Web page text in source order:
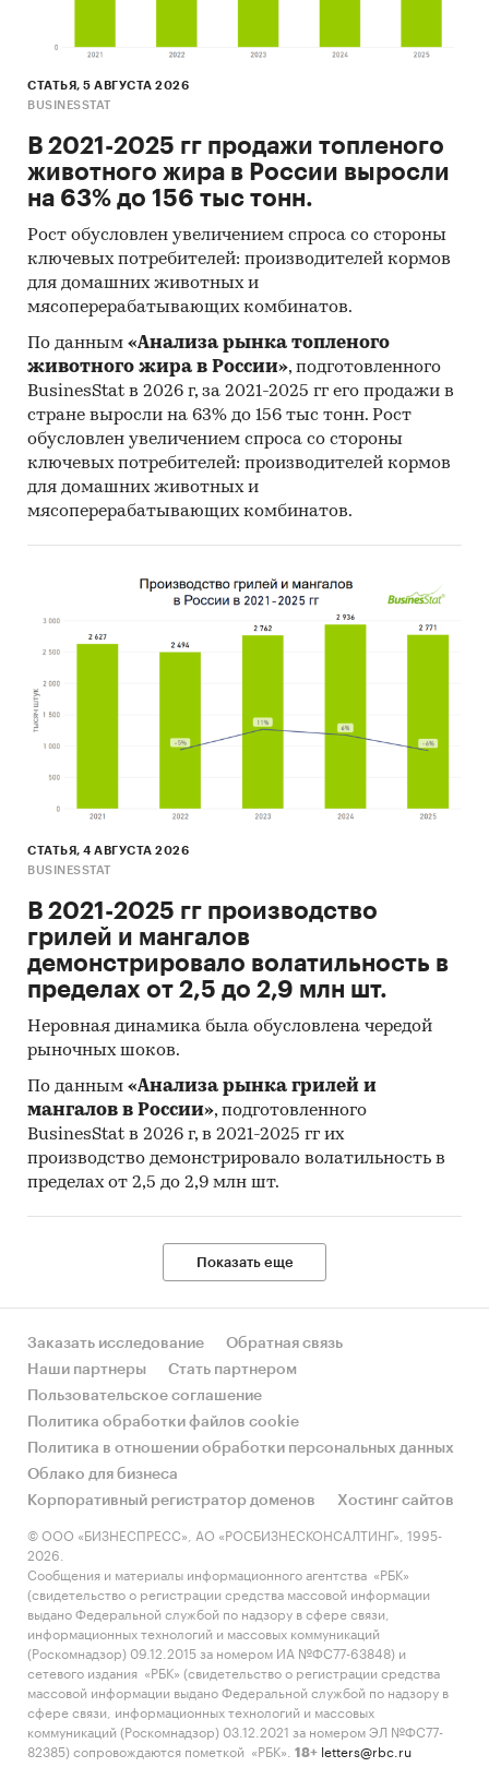
СТАТЬЯ, 5 АВГУСТА 2026
BUSINESSTAT
В 2021-2025 гг продажи топленого
животного жира в России выросли
на 63% до 156 тыс тонн.
Рост обусловлен увеличением спроса со стороны
ключевых потребителей: производителей кормов
для домашних животных и
мясоперерабатывающих комбинатов.
По данным «Анализа рынка топленого
животного жира в России», подготовленного
BusinesStat в 2026 г, за 2021-2025 гг его продажи в
стране выросли на 63% до 156 тыс тонн. Рост
обусловлен увеличением спроса со стороны
ключевых потребителей: производителей кормов
для домашних животных и
мясоперерабатывающих комбинатов.
СТАТЬЯ, 4 АВГУСТА 2026
BUSINESSTAT
В 2021-2025 гг производство
грилей и мангалов
демонстрировало волатильность в
пределах от 2,5 до 2,9 млн шт.
Неровная динамика была обусловлена чередой
рыночных шоков.
По данным «Анализа рынка грилей и
мангалов в России», подготовленного
BusinesStat в 2026 г, в 2021-2025 гг их
производство демонстрировало волатильность в
пределах от 2,5 до 2,9 млн шт.
Показать еще
Заказать исследование
Обратная связь
Наши партнеры
Стать партнером
Пользовательское соглашение
Политика обработки файлов cookie
Политика в отношении обработки персональных данных
Облако для бизнеса
Корпоративный регистратор доменов
Хостинг сайтов
© ООО «БИЗНЕСПРЕСС», АО «РОСБИЗНЕСКОНСАЛТИНГ», 1995-
2026.
Сообщения и материалы информационного агентства «РБК»
(свидетельство о регистрации средства массовой информации
выдано Федеральной службой по надзору в сфере связи,
информационных технологий и массовых коммуникаций
(Роскомнадзор) 09.12.2015 за номером ИА №ФС77-63848) и
сетевого издания «РБК» (свидетельство о регистрации средства
массовой информации выдано Федеральной службой по надзору в
сфере связи, информационных технологий и массовых
коммуникаций (Роскомнадзор) 03.12.2021 за номером ЭЛ №ФС77-
82385) сопровождаются пометкой «РБК».
18+ letters@rbc.ru